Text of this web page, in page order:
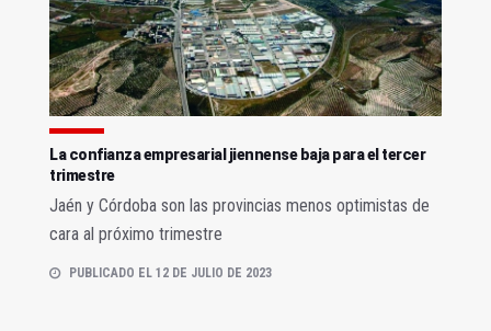
La confianza empresarial jiennense baja para el tercer
trimestre
Jaén y Córdoba son las provincias menos optimistas de
cara al próximo trimestre
PUBLICADO EL 12 DE JULIO DE 2023